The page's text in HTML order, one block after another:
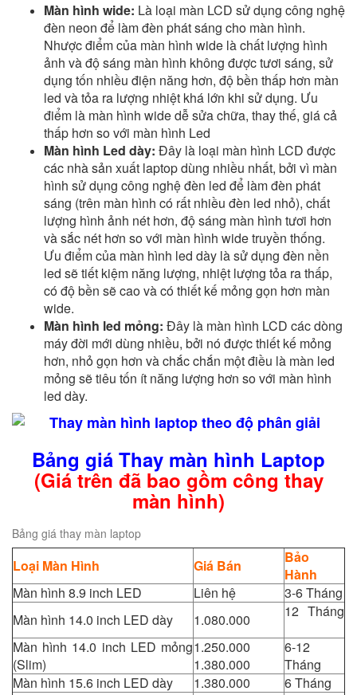
Màn hình wide: Là loại màn LCD sử dụng công nghệ
đèn neon để làm đèn phát sáng cho màn hình.
Nhược điểm của màn hình wide là chất lượng hình
ảnh và độ sáng màn hình không được tươi sáng, sử
dụng tốn nhiều điện năng hơn, độ bền thấp hơn màn
led và tỏa ra lượng nhiệt khá lớn khi sử dụng. Ưu
điểm là màn hình wide dễ sửa chữa, thay thế, giá cả
thấp hơn so với màn hình Led
Màn hình Led dày: Đây là loại màn hình LCD được
các nhà sản xuất laptop dùng nhiều nhất, bởi vì màn
hình sử dụng công nghệ đèn led để làm đèn phát
sáng (trên màn hình có rất nhiều đèn led nhỏ), chất
lượng hình ảnh nét hơn, độ sáng màn hình tươi hơn
và sắc nét hơn so với màn hình wide truyền thống.
Ưu điểm của màn hình led dày là sử dụng đèn nền
led sẽ tiết kiệm năng lượng, nhiệt lượng tỏa ra thấp,
có độ bền sẽ cao và có thiết kế mỏng gọn hơn màn
wide.
Màn hình led mỏng: Đây là màn hình LCD các dòng
máy đời mới dùng nhiều, bởi nó được thiết kế mỏng
hơn, nhỏ gọn hơn và chắc chắn một điều là màn led
mỏng sẽ tiêu tốn ít năng lượng hơn so với màn hình
led dày.
Bảng giá Thay màn hình Laptop
(Giá trên đã bao gồm công thay
màn hình)
Bảng giá thay màn laptop
Loại Màn Hình Giá Bán
Bảo
Hành
Màn hình 8.9 inch LED
Liên hệ
3-6 Tháng
Màn hình 14.0 inch LED dày
1.080.000
12 Tháng
Màn hình 14.0 inch LED mỏng
(Slim)
1.250.000
1.380.000
6-12
Tháng
Màn hình 15.6 inch LED dày
1.380.000
6 Tháng